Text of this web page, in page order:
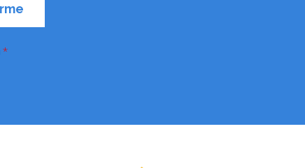
*